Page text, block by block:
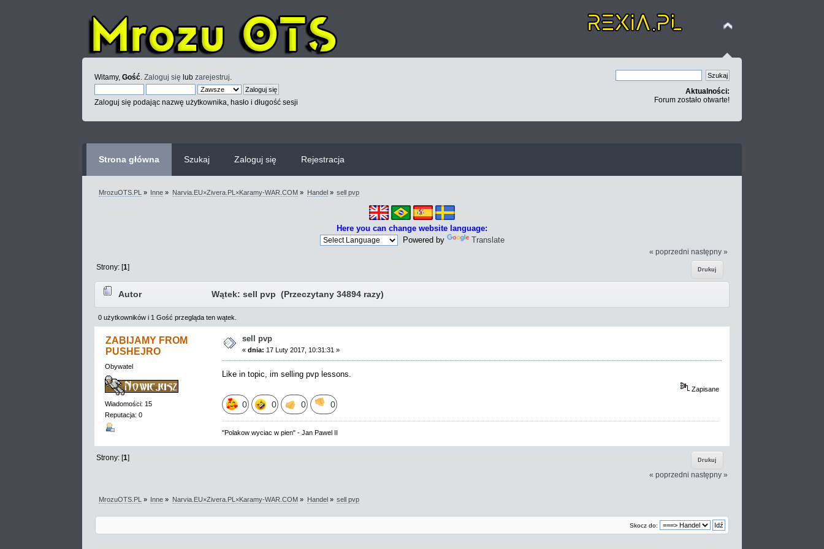
Witamy,Gość .Zaloguj się lubzarejestruj
Zaloguj się podając nazwę użytkownika, hasło i długość sesji
Aktualności:
Forum zostało otwarte!
Strona główna Szukaj Zaloguj się Rejestracja
MrozuOTS.PL » Inne » Narvia.EU×Zivera.PL×Karamy-WAR.COM » Handel» sell pvp
Here you can change website language:
Powered by
Translate
« poprzedni następny »
Drukuj
Strony: [1]
Autor Wątek: sell pvp (Przeczytany 34894 razy)
0 użytkowników i 1 Gość przegląda ten wątek.
ZABIJAMY FROM
PUSHEJRO
Obywatel
Wiadomości: 15
Reputacja: 0
sell pvp
« dnia: 17 Luty 2017, 10:31:31 »
Like in topic, im selling pvp lessons.
Zapisane
0 0 0 0
"Polakow wyciac w pien" - Jan Pawel II
Drukuj
Strony: [1]
« poprzedni następny »
MrozuOTS.PL » Inne » Narvia.EU×Zivera.PL×Karamy-WAR.COM » Handel» sell pvp
Skocz do: